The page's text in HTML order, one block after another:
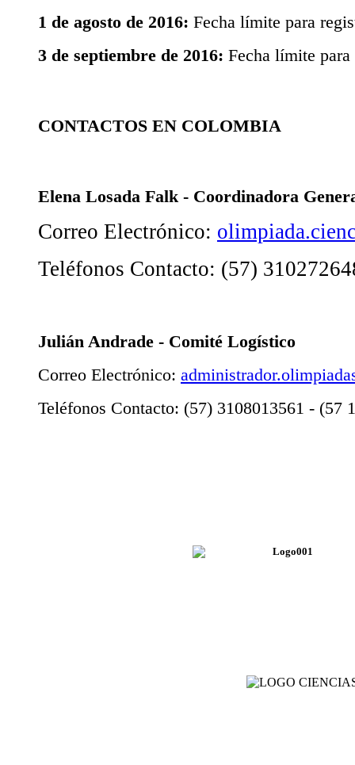
1 de agosto de 2016: Fecha límite para
3 de septiembre de 2016: Fecha límite
CONTACTOS EN COLOMBIA
Elena Losada Falk - Coordinadora
Correo Electrónico:
Teléfonos Contacto: (57)
Julián Andrade - Comité Logístico
Correo Electrónico:
Teléfonos Contacto: (57) 3108013561 - (57